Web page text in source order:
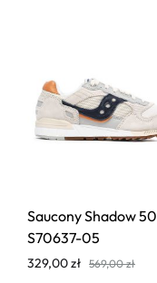
Saucony Shadow
S70637-05
329,00zł 569,00zł